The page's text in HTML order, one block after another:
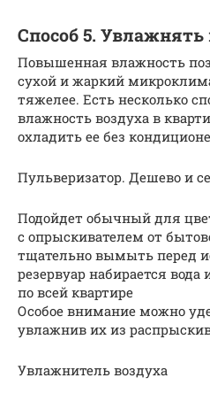
Способ 5. Увлажнять
Повышенная влажность
сухой и жаркий
тяжелее. Есть несколько
влажность воздуха в
охладить ее без
Пульверизатор. Дешево и
Подойдет обычный для
с опрыскивателем от
тщательно вымыть перед
резервуар набирается
по всей квартире
Особое внимание можно
увлажнив их из
Увлажнитель воздуха